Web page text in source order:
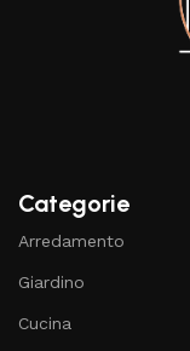
Categorie
Arredamento
Giardino
Cucina